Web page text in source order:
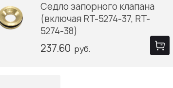
Седло запорного клапана
(включая RT-5274-37, RT-
5274-38)
237.60 руб.